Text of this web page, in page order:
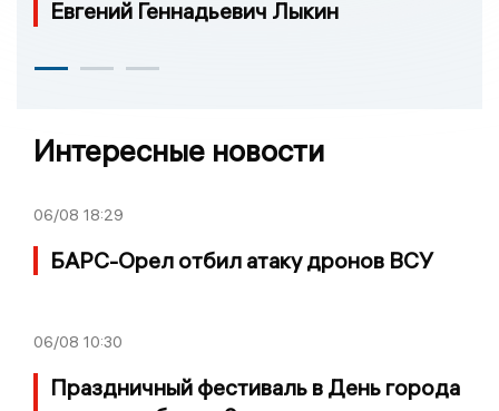
Евгений Геннадьевич Лыкин
Интересные новости
06/08 18:29
БАРС-Орел отбил атаку дронов ВСУ
06/08 10:30
Праздничный фестиваль в День города